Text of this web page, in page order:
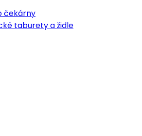
čekárny
taburety a židle